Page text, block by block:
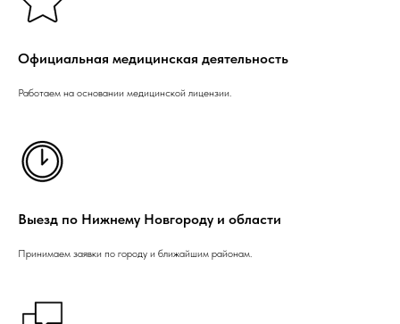
Официальная медицинская деятельность
Работаем на основании медицинской лицензии.
Выезд по Нижнему Новгороду и области
Принимаем заявки по городу и ближайшим районам.